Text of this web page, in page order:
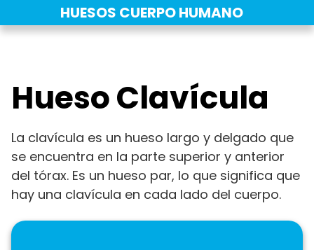
al
HUESOS CUERPO HUMANO
Hueso Clavícula
La clavícula es un hueso largo y delgado que
se encuentra en la parte superior y anterior
del tórax. Es un hueso par, lo que significa que
hay una clavícula en cada lado del cuerpo.